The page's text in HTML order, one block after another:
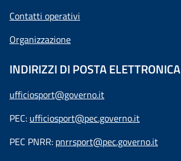
Contatti operativi
Organizzazione
INDIRIZZI DI POSTA ELETTRONICA
ufficiosport@governo.it
PEC: ufficiosport@pec.governo.it
PEC PNRR: pnrrsport@pec.governo.it